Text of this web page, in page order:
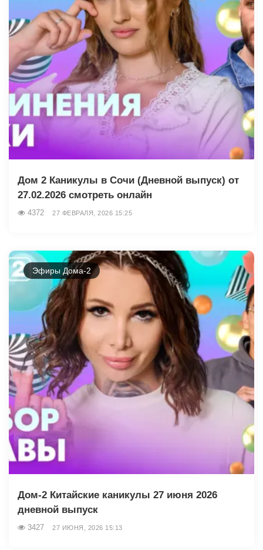
Дом 2 Каникулы в Сочи (Дневной выпуск) от
27.02.2026 смотреть онлайн
4372 27 ФЕВРАЛЯ, 2026 15:25
Эфиры Дома-2
Дом-2 Китайские каникулы 27 июня 2026
дневной выпуск
3427 27 ИЮНЯ, 2026 15:13